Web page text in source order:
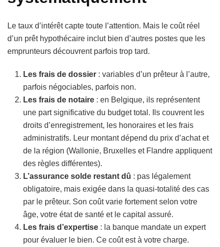
Le taux d’intérêt capte toute l’attention. Mais le coût réel
d’un prêt hypothécaire inclut bien d’autres postes que les
emprunteurs découvrent parfois trop tard.
Les frais de dossier : variables d’un prêteur à l’autre,
parfois négociables, parfois non.
Les frais de notaire : en Belgique, ils représentent
une part significative du budget total. Ils couvrent les
droits d’enregistrement, les honoraires et les frais
administratifs. Leur montant dépend du prix d’achat et
de la région (Wallonie, Bruxelles et Flandre appliquent
des règles différentes).
L’assurance solde restant dû : pas légalement
obligatoire, mais exigée dans la quasi-totalité des cas
par le prêteur. Son coût varie fortement selon votre
âge, votre état de santé et le capital assuré.
Les frais d’expertise : la banque mandate un expert
pour évaluer le bien. Ce coût est à votre charge.